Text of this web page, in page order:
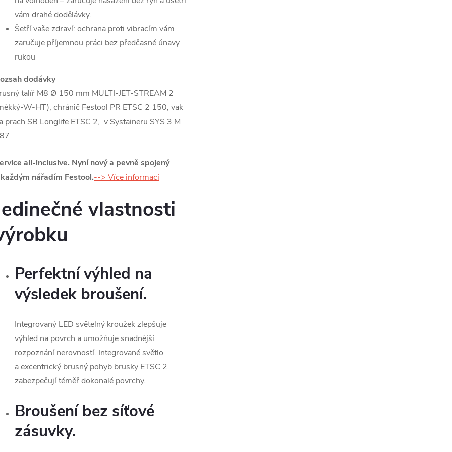
vám drahé dodělávky.
Šetří vaše zdraví: ochrana proti vibracím vám
zaručuje příjemnou práci bez předčasné únavy
rukou
dodávky
talíř M8 Ø 150 mm MULTI-JET-STREAM 2
W-HT), chránič Festool PR ETSC 2 150, vak
prach SB Longlife ETSC 2, v Systaineru SYS 3 M
all-inclusive. Nyní nový a pevně spojený
nářadím Festool.--> Více informací
vlastnosti
Perfektní výhled na
výsledek broušení.
Integrovaný LED světelný kroužek zlepšuje
výhled na povrch a umožňuje snadnější
rozpoznání nerovností. Integrované světlo
a excentrický brusný pohyb brusky ETSC 2
zabezpečují téměř dokonalé povrchy.
Broušení bez síťové
zásuvky.